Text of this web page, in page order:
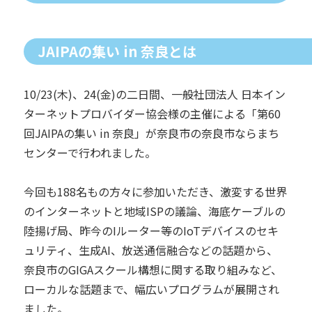
JAIPAの集い in 奈良とは
10/23(木)、24(金)の二日間、一般社団法人 日本イン
ターネットプロバイダー協会様の主催による「第60
回JAIPAの集い in 奈良」が奈良市の奈良市ならまち
センターで行われました。
今回も188名もの方々に参加いただき、激変する世界
のインターネットと地域ISPの議論、海底ケーブルの
陸揚げ局、昨今のIルーター等のIoTデバイスのセキ
ュリティ、生成AI、放送通信融合などの話題から、
奈良市のGIGAスクール構想に関する取り組みなど、
ローカルな話題まで、幅広いプログラムが展開され
ました。